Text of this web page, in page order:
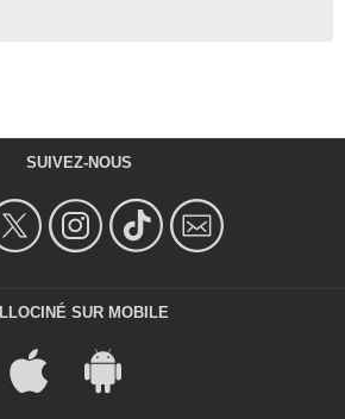
SUIVEZ-NOUS
SUR MOBILE